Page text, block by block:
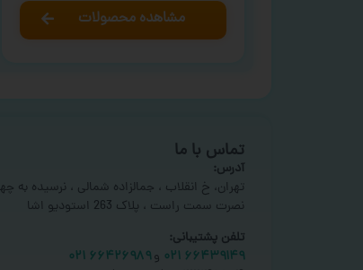
مشاهده محصولات
تماس با ما
آدرس:
تهران، خ انقلاب ، جمالزاده شمالی ، نرسیده به
نصرت سمت راست ، پلاک 263 استودیو اشا
تلفن پشتیبانی:
۶۶۴۳۹۱۴۹ ۰۲۱
و۶۶۴۲۶۹۸۹ ۰۲۱